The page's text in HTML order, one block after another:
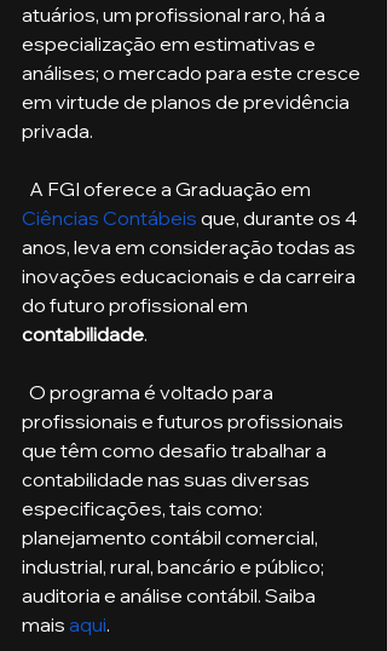
atuários, um profissional raro, há a
especialização em estimativas e
análises; o mercado para este cresce
em virtude de planos de previdência
privada.
  A FGI oferece a Graduação em
Ciências Contábeis que, durante os 4
anos, leva em consideração todas as
inovações educacionais e da carreira
do futuro profissional em
contabilidade.​​
profissionais e futuros profissionais
que têm como desafio trabalhar a
contabilidade nas suas diversas
especificações, tais como:
planejamento contábil comercial,
industrial, rural, bancário e público;
auditoria e análise contábil. Saiba
mais aqui.